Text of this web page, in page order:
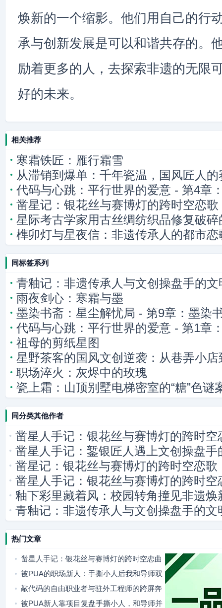
焕新的一个缩影。他们用自己的行
承与创新发展是可以和谐共存的。
励着更多的人，去探索非遗的无限
好的未来。
相关推荐
寒霜铁匠：雁行霜雪
从滞销到爆单：千年瓷温，国风匠人
代码与心跳：平行世界的爱意 - 第4章
流
凿星记：银花丝与赛博灯的跨时空恋歌
星际考古学家用古丝绸纺织品修复破碎
带流量感，结合科幻、非遗元素，引人
榫卯灯与星夜信：非遗传承人的都市恋
同标签系列
青釉记：非遗传承人与文创操盘手的文
雨夜剑心：寒霜与墨
墨染书斋：星尘解忧局 - 第9章：墨染
代码与心跳：平行世界的爱意 - 第1章
的连接
祖母的剪纸星图
星野茶客的国风文创逆袭：从巷弄小
职场淬火：灰烬中的玫瑰
瓷上霜：山顶别墅电梯密室的“糖”色谜
同分类其他作者
凿星人手记：银花丝与赛博灯的跨时空
凿星人手记：錾银匠人遇上文创操盘手
凿星记：银花丝与赛博灯的跨时空恋歌
凿星人手记：银花丝与赛博灯的跨时空
釉下彩里藏着风：校园转角撞见非遗焕
青釉记：非遗传承人与文创操盘手的文
热门文章
凿星人手记：银花丝与赛博灯的跨时空恋曲
被PUA的职场新人：手撕小人后我和导师双
向奔赴
敲代码的自由职业者与驻外工程师的跨屏奔
赴
被PUA新人靠项目复盘手撕小人，和导师并